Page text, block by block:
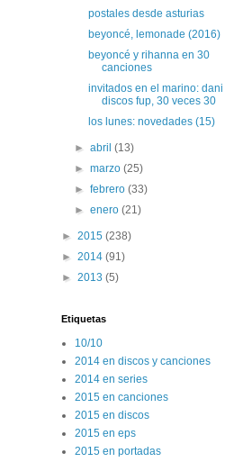
postales desde asturias
beyoncé, lemonade (2016)
beyoncé y rihanna en 30
canciones
invitados en el marino: dani
discos fup, 30 veces 30
los lunes: novedades (15)
►abril(13)
►marzo(25)
►febrero(33)
►enero(21)
► 2015 (238)
► 2014 (91)
► 2013 (5)
Etiquetas
10/10
2014 en discos y canciones
2014 en series
2015 en canciones
2015 en discos
2015 en eps
2015 en portadas